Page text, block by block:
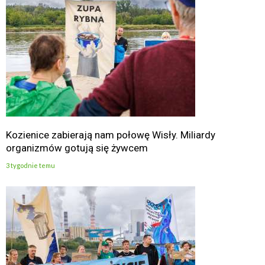
Kozienice zabierają nam połowę Wisły. Miliardy
organizmów gotują się żywcem
3 tygodnie temu